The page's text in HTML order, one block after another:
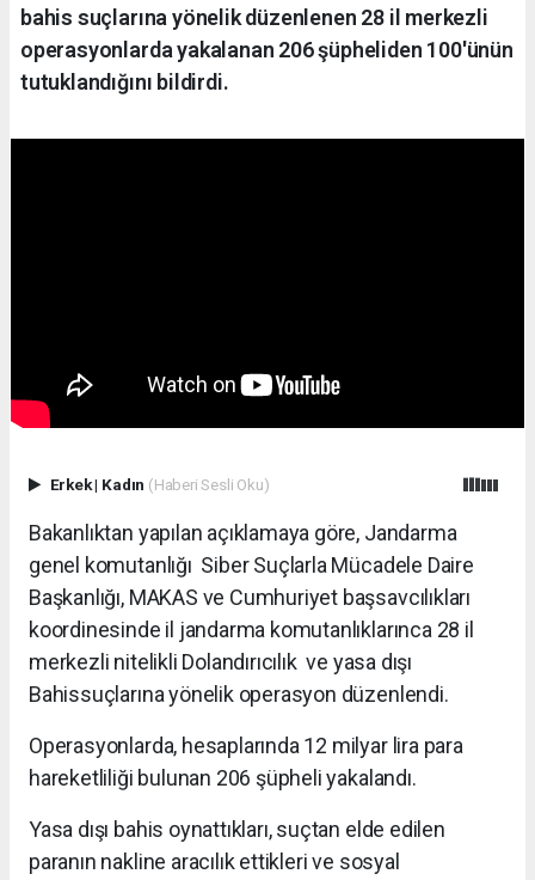
bahis suçlarına yönelik düzenlenen 28 il merkezli
operasyonlarda yakalanan 206 şüpheliden 100'ünün
tutuklandığını bildirdi.
Erkek| Kadın (Haberi Sesli Oku)
Bakanlıktan yapılan açıklamaya göre, Jandarma
genel komutanlığı Siber Suçlarla Mücadele Daire
Başkanlığı, MAKAS ve Cumhuriyet başsavcılıkları
koordinesinde il jandarma komutanlıklarınca 28 il
merkezli nitelikli Dolandırıcılık ve yasa dışı
Bahissuçlarına yönelik operasyon düzenlendi.
Operasyonlarda, hesaplarında 12 milyar lira para
hareketliliği bulunan 206 şüpheli yakalandı.
Yasa dışı bahis oynattıkları, suçtan elde edilen
paranın nakline aracılık ettikleri ve sosyal